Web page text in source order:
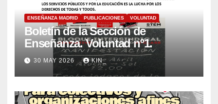
ENSEÑANZA MADRID PUBLICACIONES VOLUNTAD
Boletín de la Sección de
Enseñanza. Voluntad nº1.
30 MAY 2026 KIN_